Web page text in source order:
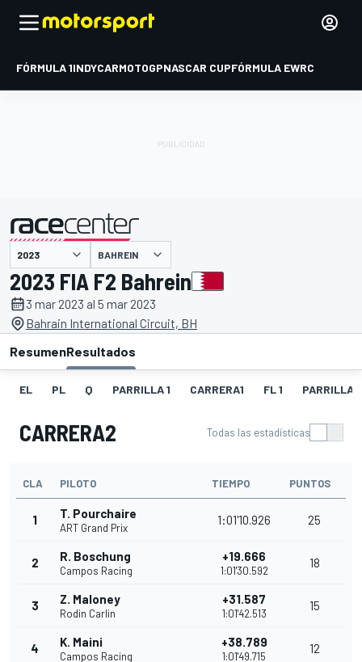
FÓRMULA 1INDYCARMOTOGPNASCAR CUPFÓRMULA EWRC
presentado por BAHREIN
2023 FIA F2 Bahrein
3 mar 2023 al 5 mar 2023
Bahrain International Circuit, BH
ResumenResultados
EL PL Q PARRILLA 1 CARRERA1 FL 1 PARRILLA
CARRERA2 Todas las estadísticas
CLA PILOTO TIEMPO PUNTOS
1 T. Pourchaire
ART Grand Prix
1:01'10.926 25
2 R. Boschung
Campos Racing
+19.666
1:01'30.592
18
3 Z. Maloney
Rodin Carlin
+31.587
1:01'42.513
15
4 K. Maini
Campos Racing
+38.789
1:01'49.715
12